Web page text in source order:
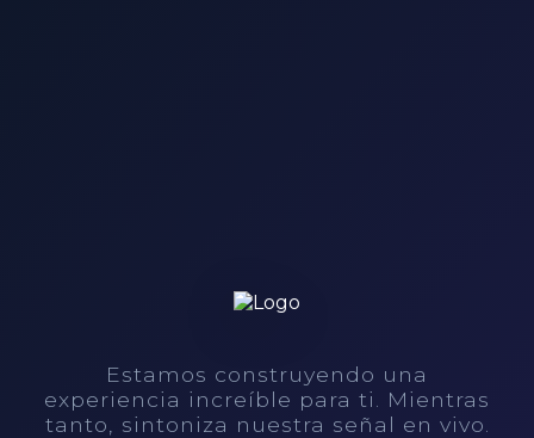
Estamos construyendo una
experiencia increíble para ti. Mientras
tanto, sintoniza nuestra señal en vivo.